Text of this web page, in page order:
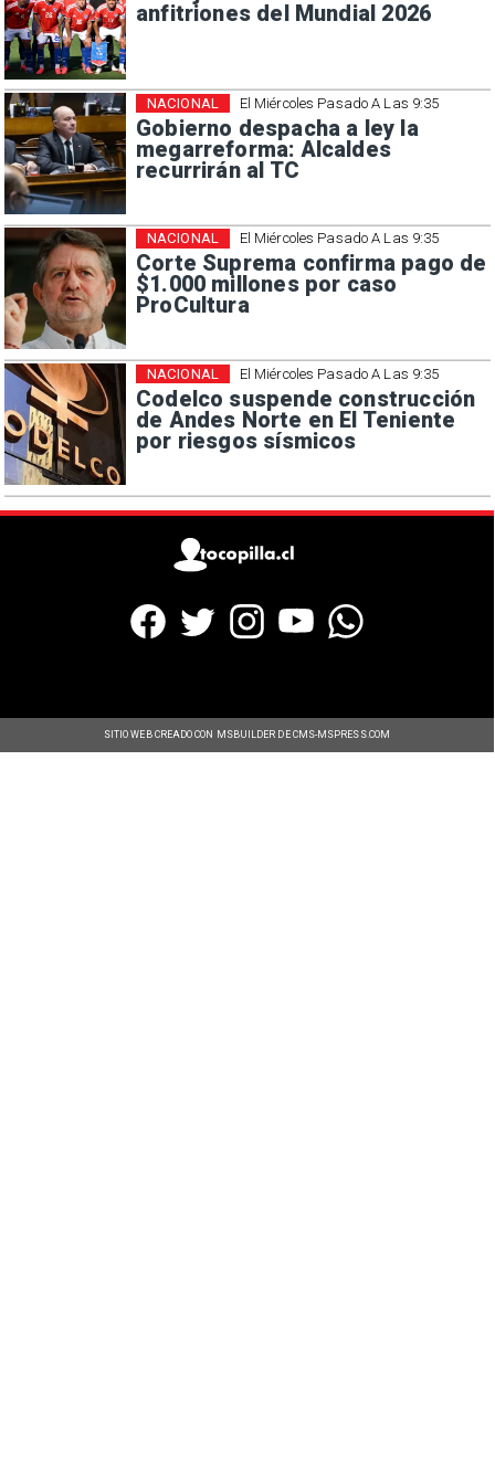
anfitriones del Mundial 2026
El Miércoles Pasado A Las 9:35
Gobierno despacha a ley la
megarreforma: Alcaldes
recurrirán al TC
NACIONAL
El Miércoles Pasado A Las 9:35
Corte Suprema confirma pago de
$1.000 millones por caso
ProCultura
NACIONAL
El Miércoles Pasado A Las 9:35
Codelco suspende construcción
de Andes Norte en El Teniente
por riesgos sísmicos
NACIONAL
SITIO WEB CREADO CON MSBUILDER DE CMS-MSPRESS.COM